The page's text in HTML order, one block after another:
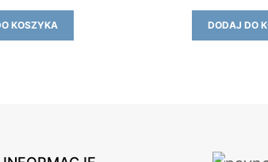
KOSZYKA DODAJ DO